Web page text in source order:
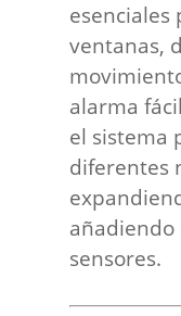
esenciales
ventanas,
alarma
el sistema
diferentes
añadiendo
sensores.